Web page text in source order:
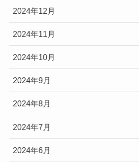
2024年12月
2024年11月
2024年10月
2024年9月
2024年8月
2024年7月
2024年6月